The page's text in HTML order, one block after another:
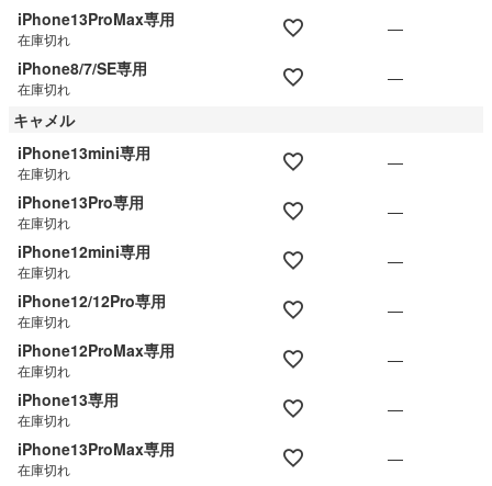
iPhone13ProMax専用
在庫切れ
—
iPhone8/7/SE専用
在庫切れ
—
キャメル
iPhone13mini専用
在庫切れ
—
iPhone13Pro専用
在庫切れ
—
iPhone12mini専用
在庫切れ
—
iPhone12/12Pro専用
在庫切れ
—
iPhone12ProMax専用
在庫切れ
—
iPhone13専用
在庫切れ
—
iPhone13ProMax専用
在庫切れ
—